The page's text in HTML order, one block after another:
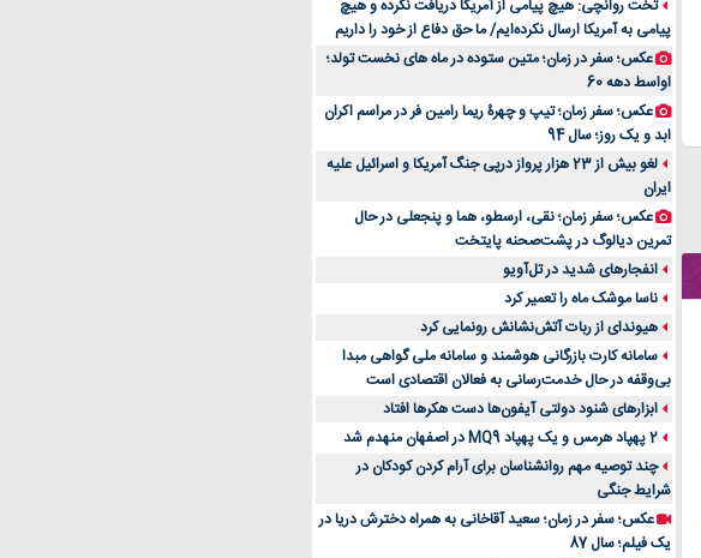
راهنمای جامع بهترین کفش ورزشی برای دویدن و استفاده
روزمره | بررسی ۱۲ مدل برتر
تخت روانچی: هیچ پیامی از آمریکا دریافت نکرده و هیچ
پیامی به آمریکا ارسال نکرده‌ایم/ ما حق دفاع از خود را داریم
عکس؛ سفر در زمان؛ متین ستوده در ماه های نخست تولد؛
اواسط دهه 60
عکس؛ سفر زمان؛ تیپ و چهرۀ ریما رامین فر در مراسم اکران
ابد و یک روز؛ سال 94
لغو بیش از 23 هزار پرواز درپی جنگ آمریکا و اسرائیل علیه
ایران
عکس؛ سفر زمان؛ نقی، ارسطو، هما و پنجعلی در حال
تمرین دیالوگ در پشت‌صحنه پایتخت
انفجارهای شدید در تل‌آویو
ناسا موشک ماه را تعمیر کرد
هیوندای از ربات آتش‌نشانش رونمایی کرد
سامانه کارت بازرگانی هوشمند و سامانه ملی گواهی مبدا
بی‌وقفه در حال خدمت‌رسانی به فعالان اقتصادی است
ابزارهای شنود دولتی آیفون‌ها دست هکرها افتاد
2 پهپاد هرمس و یک پهپاد MQ9 در اصفهان منهدم شد
چند توصیه مهم روانشناسان برای آرام کردن کودکان در
شرایط جنگی
عکس؛ سفر در زمان؛ سعید آقاخانی به همراه دخترش دریا در
یک فیلم؛ سال 87